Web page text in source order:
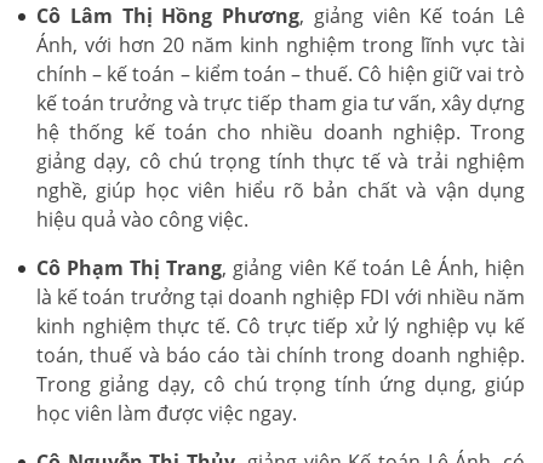
Cô Lâm Thị Hồng Phương, giảng viên Kế toán Lê
Ánh, với hơn 20 năm kinh nghiệm trong lĩnh vực tài
chính – kế toán – kiểm toán – thuế. Cô hiện giữ vai trò
kế toán trưởng và trực tiếp tham gia tư vấn, xây dựng
hệ thống kế toán cho nhiều doanh nghiệp. Trong
giảng dạy, cô chú trọng tính thực tế và trải nghiệm
nghề, giúp học viên hiểu rõ bản chất và vận dụng
hiệu quả vào công việc.
Cô Phạm Thị Trang, giảng viên Kế toán Lê Ánh, hiện
là kế toán trưởng tại doanh nghiệp FDI với nhiều năm
kinh nghiệm thực tế. Cô trực tiếp xử lý nghiệp vụ kế
toán, thuế và báo cáo tài chính trong doanh nghiệp.
Trong giảng dạy, cô chú trọng tính ứng dụng, giúp
học viên làm được việc ngay.